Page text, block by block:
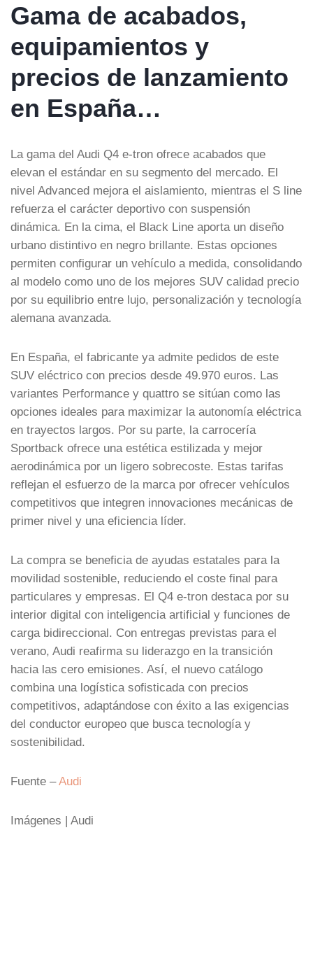
Gama de acabados,
equipamientos y
precios de lanzamiento
en España…
La gama del Audi Q4 e-tron ofrece acabados que
elevan el estándar en su segmento del mercado. El
nivel Advanced mejora el aislamiento, mientras el S line
refuerza el carácter deportivo con suspensión
dinámica. En la cima, el Black Line aporta un diseño
urbano distintivo en negro brillante. Estas opciones
permiten configurar un vehículo a medida, consolidando
al modelo como uno de los mejores SUV calidad precio
por su equilibrio entre lujo, personalización y tecnología
alemana avanzada.
En España, el fabricante ya admite pedidos de este
SUV eléctrico con precios desde 49.970 euros. Las
variantes Performance y quattro se sitúan como las
opciones ideales para maximizar la autonomía eléctrica
en trayectos largos. Por su parte, la carrocería
Sportback ofrece una estética estilizada y mejor
aerodinámica por un ligero sobrecoste. Estas tarifas
reflejan el esfuerzo de la marca por ofrecer vehículos
competitivos que integren innovaciones mecánicas de
primer nivel y una eficiencia líder.
La compra se beneficia de ayudas estatales para la
movilidad sostenible, reduciendo el coste final para
particulares y empresas. El Q4 e-tron destaca por su
interior digital con inteligencia artificial y funciones de
carga bidireccional. Con entregas previstas para el
verano, Audi reafirma su liderazgo en la transición
hacia las cero emisiones. Así, el nuevo catálogo
combina una logística sofisticada con precios
competitivos, adaptándose con éxito a las exigencias
del conductor europeo que busca tecnología y
sostenibilidad.
Fuente –Audi
Imágenes | Audi